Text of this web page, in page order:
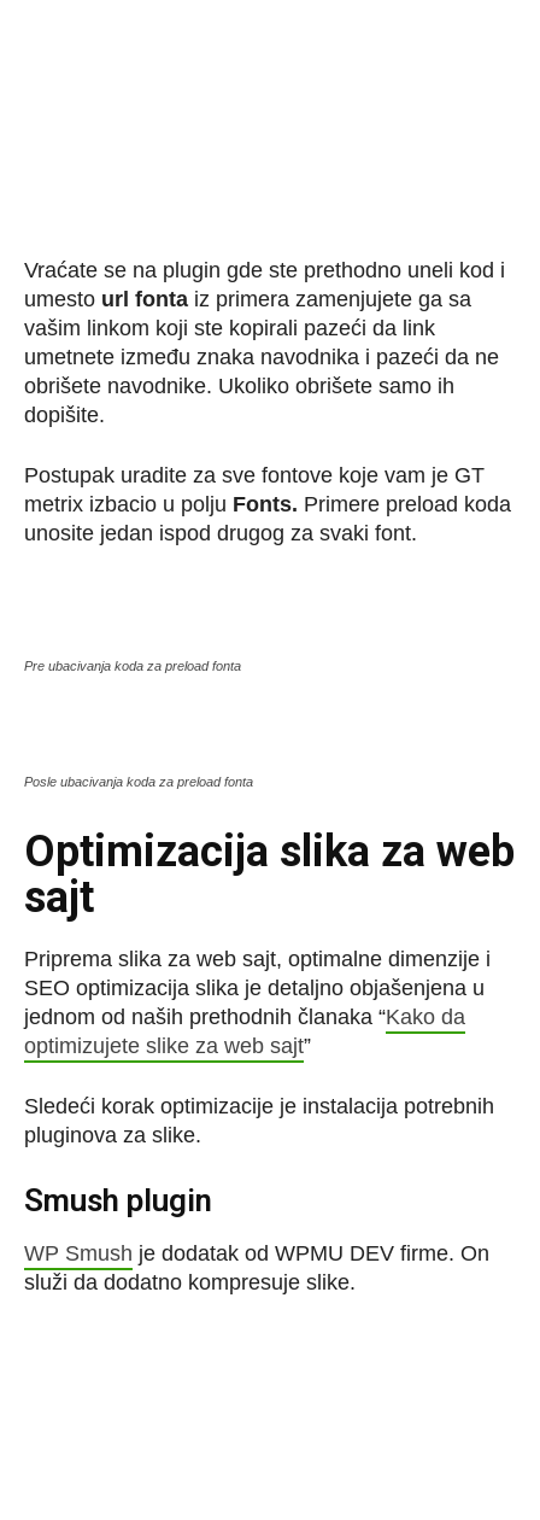
Vraćate se na plugin gde ste prethodno uneli kod i
umesto url fonta iz primera zamenjujete ga sa
vašim linkom koji ste kopirali pazeći da link
umetnete između znaka navodnika i pazeći da ne
obrišete navodnike. Ukoliko obrišete samo ih
dopišite.
Postupak uradite za sve fontove koje vam je GT
metrix izbacio u polju Fonts. Primere preload koda
unosite jedan ispod drugog za svaki font.
Pre ubacivanja koda za preload fonta
Posle ubacivanja koda za preload fonta
Optimizacija slika za web
sajt
Priprema slika za web sajt, optimalne dimenzije i
SEO optimizacija slika je detaljno objašenjena u
jednom od naših prethodnih članaka “Kako da
optimizujete slike za web sajt”
Sledeći korak optimizacije je instalacija potrebnih
pluginova za slike.
Smush plugin
WP Smush je dodatak od WPMU DEV firme. On
služi da dodatno kompresuje slike.